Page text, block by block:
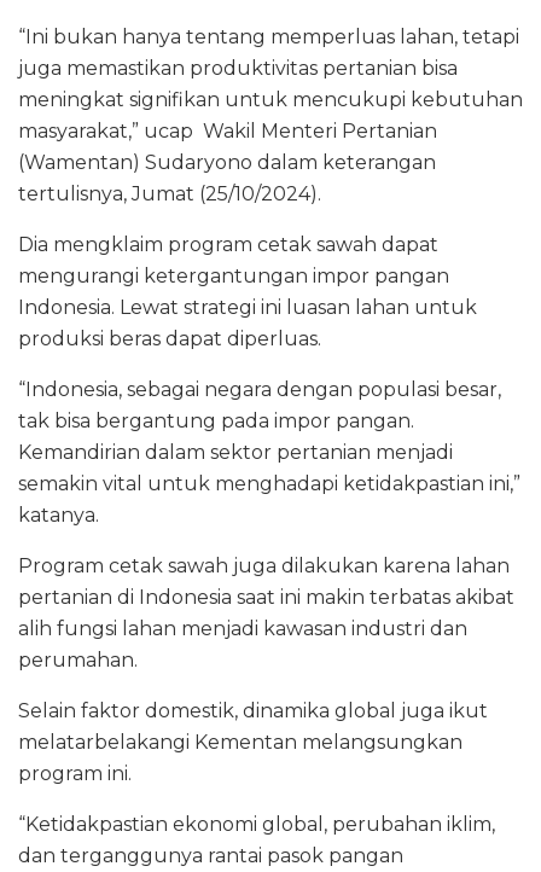
“Ini bukan hanya tentang memperluas lahan, tetapi
juga memastikan produktivitas pertanian bisa
meningkat signifikan untuk mencukupi kebutuhan
masyarakat,” ucap Wakil Menteri Pertanian
(Wamentan) Sudaryono dalam keterangan
tertulisnya, Jumat (25/10/2024).
Dia mengklaim program cetak sawah dapat
mengurangi ketergantungan impor pangan
Indonesia. Lewat strategi ini luasan lahan untuk
produksi beras dapat diperluas.
“Indonesia, sebagai negara dengan populasi besar,
tak bisa bergantung pada impor pangan.
Kemandirian dalam sektor pertanian menjadi
semakin vital untuk menghadapi ketidakpastian ini,”
katanya.
Program cetak sawah juga dilakukan karena lahan
pertanian di Indonesia saat ini makin terbatas akibat
alih fungsi lahan menjadi kawasan industri dan
perumahan.
Selain faktor domestik, dinamika global juga ikut
melatarbelakangi Kementan melangsungkan
program ini.
“Ketidakpastian ekonomi global, perubahan iklim,
dan terganggunya rantai pasok pangan